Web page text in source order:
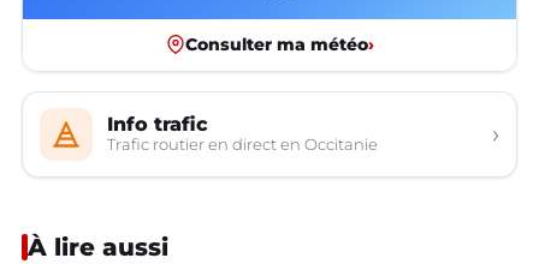
Consulter ma météo›
Info trafic
Trafic routier en direct en Occitanie ›
À lire aussi